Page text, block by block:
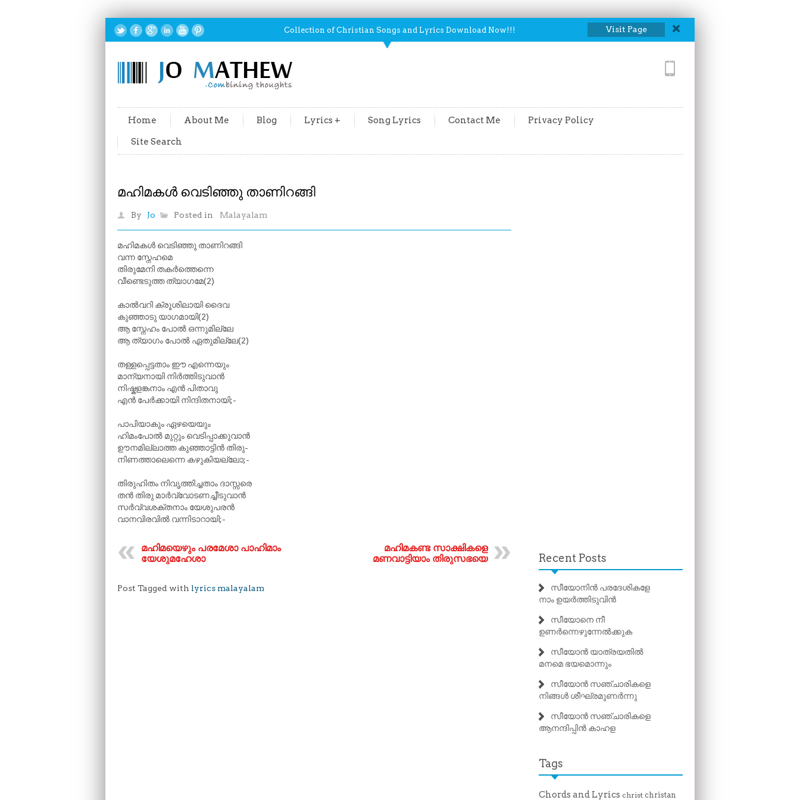
Collection of Christian Songs and Lyrics Download Now!!! Visit Page
Home About Me Blog Lyrics + Song Lyrics Contact Me
Privacy Policy
Site Search
മഹിമകൾ വെടിഞ്ഞു താണിറങ്ങി
By Jo Posted in Malayalam
മഹിമകൾ വെടിഞ്ഞു താണിറങ്ങി
വന്ന സ്നേഹമെ
തിരുമേനി തകർത്തെന്നെ
വീണ്ടെടുത്ത ത്യാഗമേ(2)
കാൽവറി ക്രൂശിലായി ദൈവ
കുഞ്ഞാടു യാഗമായി(2)
ആ സ്നേഹം പോൽ ഒന്നുമില്ലേ
ആ ത്യാഗം പോൽ ഏതുമില്ലേ(2)
തള്ളപ്പെട്ടതാം ഈ എന്നെയും
മാന്യനായി നിർത്തിടുവാൻ
നിഷ്കളങ്കനാം എൻ പിതാവു
എൻ പേർക്കായി നിന്ദിതനായി;-
പാപിയാകും ഏഴയെയും
ഹിമംപോൽ മുറ്റും വെടിപ്പാക്കുവാൻ
ഊനമില്ലാത്ത കുഞ്ഞാട്ടിൻ തിരു-
നിണത്താലെന്നെ കഴുകിയല്ലോ;-
തിരുഹിതം നിവൃത്തിച്ചതാം ദാസ്സരെ
തൻ തിരു മാർവ്വോടണച്ചീടുവാൻ
സർവ്വശക്തനാം യേശുപരൻ
വാനവിരവിൽ വന്നിടാറായി;-
മഹിമയെഴും പരമേശാ പാഹിമാം
യേശുമഹേശാ
മഹിമകണ്ട സാക്ഷികളെ
മണവാട്ടിയാം തിരുസഭയെ
Post Tagged with lyrics malayalam
Recent Posts
സീയോനിൻ പരദേശികളേ
നാം ഉയർത്തിടുവിൻ
സീയോനെ നീ
ഉണർന്നെഴുന്നേൽക്കുക
സീയോൻ യാത്രയതിൽ
മനമെ ഭയമൊന്നും
സീയോൻ സഞ്ചാരികളെ
നിങ്ങൾ ശീഘ്രമുണർന്നു
സീയോൻ സഞ്ചാരികളെ
ആനന്ദിപ്പിൻ കാഹള
Tags
Chords and Lyrics christ christan